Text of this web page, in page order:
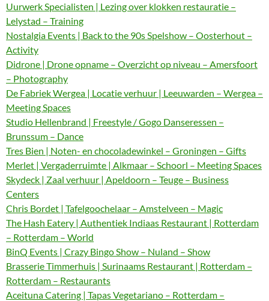
Uurwerk Specialisten | Lezing over klokken restauratie –
Lelystad – Training
Nostalgia Events | Back to the 90s Spelshow – Oosterhout –
Activity
Didrone | Drone opname – Overzicht op niveau – Amersfoort
– Photography
De Fabriek Wergea | Locatie verhuur | Leeuwarden – Wergea –
Meeting Spaces
Studio Hellenbrand | Freestyle / Gogo Danseressen –
Brunssum – Dance
Tres Bien | Noten- en chocoladewinkel – Groningen – Gifts
Merlet | Vergaderruimte | Alkmaar – Schoorl – Meeting Spaces
Skydeck | Zaal verhuur | Apeldoorn – Teuge – Business
Centers
Chris Bordet | Tafelgoochelaar – Amstelveen – Magic
The Hash Eatery | Authentiek Indiaas Restaurant | Rotterdam
– Rotterdam – World
BinQ Events | Crazy Bingo Show – Nuland – Show
Brasserie Timmerhuis | Surinaams Restaurant | Rotterdam –
Rotterdam – Restaurants
Aceituna Catering | Tapas Vegetariano – Rotterdam –